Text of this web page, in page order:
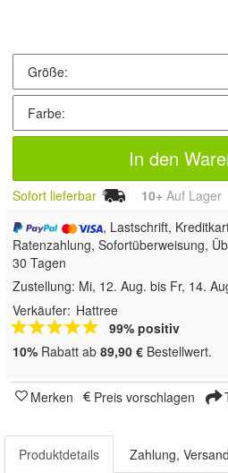
In den
Sofort lieferbar 10+ Auf Lager
, Lastschrift,
Ratenzahlung, Sofortüberweisung,
30 Tagen
Zustellung: Mi, 12. Aug. bis Fr, 14.
Verkäufer: Hattree
99% positiv
10% Rabatt ab 89,90 € Bestellwert.
Merken Preis vorschlagen
Produktdetails Zahlung,